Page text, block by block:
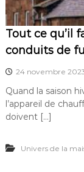
Tout ce qu’il
conduits de
24 novembre
Quand la saison
l’appareil de
doivent […]
Univers de la